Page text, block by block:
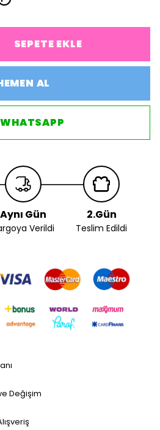
SEPETE EKLE
AL
WHATSAPP
Aynı Gün
Verildi
2.Gün
Teslim Edildi
Değişim